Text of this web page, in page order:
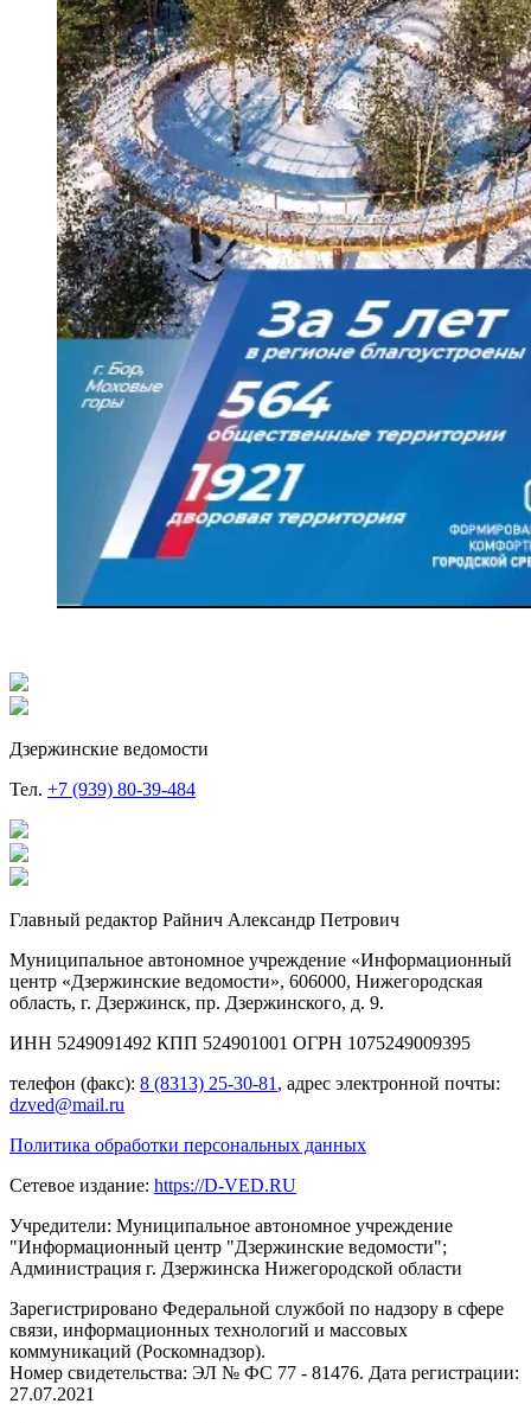
Дзержинские ведомости
Тел. +7 (939) 80-39-484
Главный редактор Райнич Александр Петрович
Муниципальное автономное учреждение «Информационный
центр «Дзержинские ведомости», 606000, Нижегородская
область, г. Дзержинск, пр. Дзержинского, д. 9.
ИНН 5249091492 КПП 524901001 ОГРН 1075249009395
телефон (факс): 8 (8313) 25-30-81 , адрес электронной почты:
dzved@mail.ru
Политика обработки персональных данных
Сетевое издание: https://D-VED.RU
Учредители: Муниципальное автономное учреждение
"Информационный центр "Дзержинские ведомости";
Администрация г. Дзержинска Нижегородской области
Зарегистрировано Федеральной службой по надзору в сфере
связи, информационных технологий и массовых
коммуникаций (Роскомнадзор).
Номер свидетельства: ЭЛ № ФС 77 - 81476. Дата регистрации:
27.07.2021